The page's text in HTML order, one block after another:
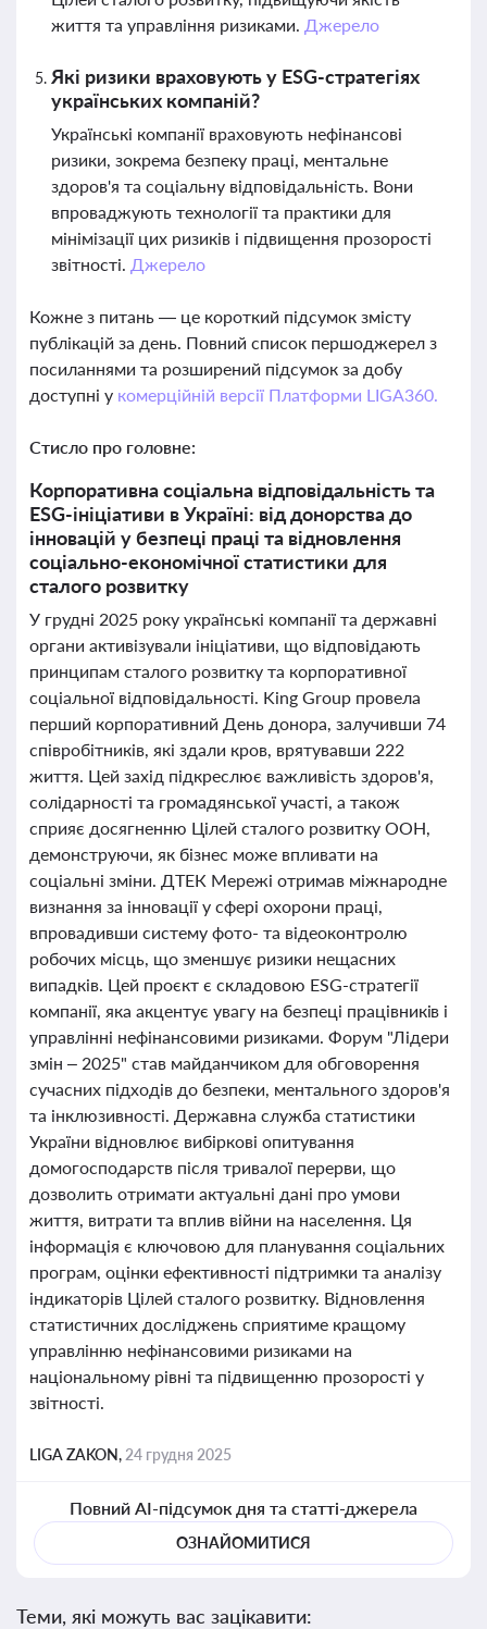
життя та управління ризиками. Джерело
Які ризики враховують у ESG-стратегіях
українських компаній?
Українські компанії враховують нефінансові
ризики, зокрема безпеку праці, ментальне
здоров'я та соціальну відповідальність. Вони
впроваджують технології та практики для
мінімізації цих ризиків і підвищення прозорості
звітності. Джерело
Кожне з питань — це короткий підсумок змісту
публікацій за день. Повний список першоджерел з
посиланнями та розширений підсумок за добу
доступні у комерційній версії Платформи LIGA360.
Стисло про головне:
Корпоративна соціальна відповідальність та
ESG-ініціативи в Україні: від донорства до
інновацій у безпеці праці та відновлення
соціально-економічної статистики для
сталого розвитку
У грудні 2025 року українські компанії та державні
органи активізували ініціативи, що відповідають
принципам сталого розвитку та корпоративної
соціальної відповідальності. King Group провела
перший корпоративний День донора, залучивши 74
співробітників, які здали кров, врятувавши 222
життя. Цей захід підкреслює важливість здоров'я,
солідарності та громадянської участі, а також
сприяє досягненню Цілей сталого розвитку ООН,
демонструючи, як бізнес може впливати на
соціальні зміни. ДТЕК Мережі отримав міжнародне
визнання за інновації у сфері охорони праці,
впровадивши систему фото- та відеоконтролю
робочих місць, що зменшує ризики нещасних
випадків. Цей проєкт є складовою ESG-стратегії
компанії, яка акцентує увагу на безпеці працівників і
управлінні нефінансовими ризиками. Форум "Лідери
змін – 2025" став майданчиком для обговорення
сучасних підходів до безпеки, ментального здоров'я
та інклюзивності. Державна служба статистики
України відновлює вибіркові опитування
домогосподарств після тривалої перерви, що
дозволить отримати актуальні дані про умови
життя, витрати та вплив війни на населення. Ця
інформація є ключовою для планування соціальних
програм, оцінки ефективності підтримки та аналізу
індикаторів Цілей сталого розвитку. Відновлення
статистичних досліджень сприятиме кращому
управлінню нефінансовими ризиками на
національному рівні та підвищенню прозорості у
звітності.
LIGA ZAKON, 24 грудня 2025
Повний AI-підсумок дня та статті-джерела
ОЗНАЙОМИТИСЯ
Теми, які можуть вас зацікавити: